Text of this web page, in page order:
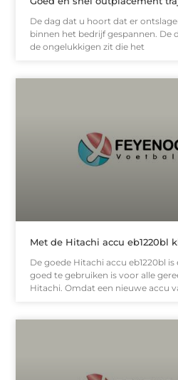
De dag dat u hoort dat er
binnen het bedrijf gespannen. De
de ongelukkigen zit die het
Met de Hitachi accu eb1220bl
De goede Hitachi accu eb1220bl
goed te gebruiken is voor alle
Hitachi. Omdat een nieuwe accu